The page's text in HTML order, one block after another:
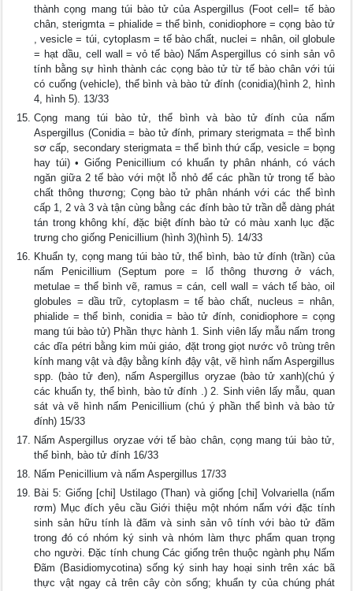
thành cọng mang túi bào tử của Aspergillus (Foot cell= tế bào
chân, sterigmta = phialide = thể bình, conidiophore = cọng bào tử
, vesicle = túi, cytoplasm = tế bào chất, nuclei = nhân, oil globule
= hạt dầu, cell wall = vỏ tế bào) Nấm Aspergillus có sinh sản vô
tính bằng sự hình thành các cọng bào tử từ tế bào chân với túi
có cuống (vehicle), thể bình và bào tử đính (conidia)(hình 2, hình
4, hình 5). 13/33
Cọng mang túi bào tử, thể bình và bào tử đính của nấm
Aspergillus (Conidia = bào tử đính, primary sterigmata = thể bình
sơ cấp, secondary sterigmata = thể bình thứ cấp, vesicle = bọng
hay túi) • Giống Penicillium có khuẩn ty phân nhánh, có vách
ngăn giữa 2 tế bào với một lỗ nhỏ để các phần tử trong tế bào
chất thông thương; Cọng bào tử phân nhánh với các thể bình
cấp 1, 2 và 3 và tận cùng bằng các đính bào tử trần dễ dàng phát
tán trong không khí, đặc biệt đính bào tử có màu xanh lục đặc
trưng cho giống Penicillium (hình 3)(hình 5). 14/33
Khuẩn ty, cọng mang túi bào tử, thể bình, bào tử đính (trần) của
nấm Penicillium (Septum pore = lổ thông thương ở vách,
metulae = thể bình vẽ, ramus = cán, cell wall = vách tế bào, oil
globules = dầu trữ, cytoplasm = tế bào chất, nucleus = nhân,
phialide = thể bình, conidia = bào tử đính, conidiophore = cọng
mang túi bào tử) Phần thực hành 1. Sinh viên lấy mẫu nấm trong
các dĩa pétri bằng kim mủi giáo, đặt trong giọt nước vô trùng trên
kính mang vật và đậy bằng kính đậy vật, vẽ hình nấm Aspergillus
spp. (bào tử đen), nấm Aspergillus oryzae (bào tử xanh)(chú ý
các khuẩn ty, thể bình, bào tử đính .) 2. Sinh viên lấy mẫu, quan
sát và vẽ hình nấm Penicillium (chú ý phần thể bình và bào tử
đính) 15/33
Nấm Aspergillus oryzae với tế bào chân, cọng mang túi bào tử,
thể bình, bào tử đính 16/33
Nấm Penicillium và nấm Aspergillus 17/33
Bài 5: Giống [chi] Ustilago (Than) và giống [chi] Volvariella (nấm
rơm) Mục đích yêu cầu Giới thiệu một nhóm nấm với đặc tính
sinh sản hữu tính là đãm và sinh sản vô tính với bào tử đãm
trong đó có nhóm ký sinh và nhóm làm thực phẩm quan trọng
cho người. Đặc tính chung Các giống trên thuộc ngành phụ Nấm
Đãm (Basidiomycotina) sống ký sinh hay hoại sinh trên xác bã
thực vật ngay cả trên cây còn sống; khuẩn ty của chúng phát